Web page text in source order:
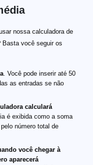
nossa calculadora de
Basta você seguir os
. Você pode inserir até 50
as entradas se não
calculará
é exibida como a soma
número total de
você chegar à
aparecerá